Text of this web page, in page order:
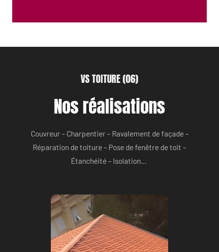
VS TOITURE (06)
Nos réalisations
Couvreur – Charpentier – Ravalement de façade –
Réparation de toiture – Pose de fenêtre de toit –
Étanchéité – Isolation…